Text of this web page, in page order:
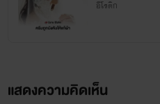
อีโรติก
แสดงความคิดเห็น